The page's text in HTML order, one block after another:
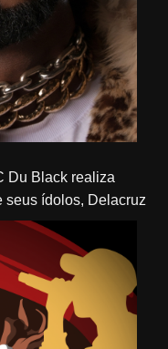
seus ídolos, Delacruz